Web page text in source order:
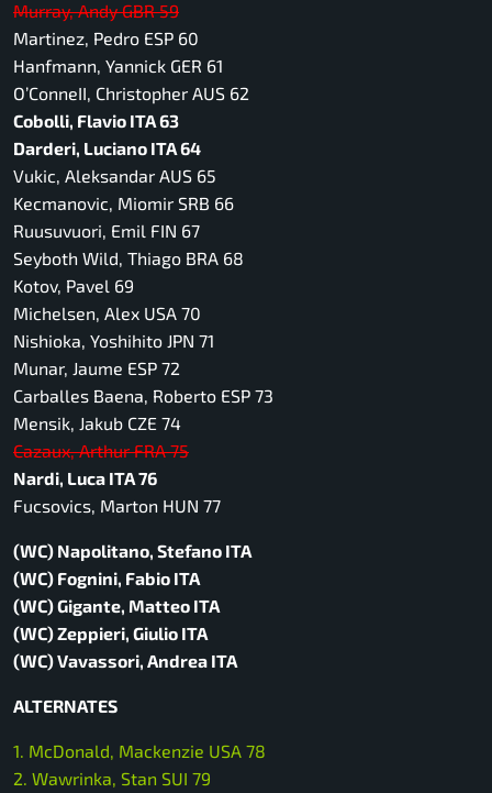
Murray, Andy GBR 59
Martinez, Pedro ESP 60
Hanfmann, Yannick GER 61
O’ConneII, Christopher AUS 62
Cobolli, Flavio ITA 63
Darderi, Luciano ITA 64
Vukic, Aleksandar AUS 65
Kecmanovic, Miomir SRB 66
Ruusuvuori, Emil FIN 67
Seyboth Wild, Thiago BRA 68
Kotov, Pavel 69
Michelsen, Alex USA 70
Nishioka, Yoshihito JPN 71
Munar, Jaume ESP 72
Carballes Baena, Roberto ESP 73
Mensik, Jakub CZE 74
Cazaux, Arthur FRA 75
Nardi, Luca ITA 76
Fucsovics, Marton HUN 77
(WC) Napolitano, Stefano ITA
(WC) Fognini, Fabio ITA
(WC) Gigante, Matteo ITA
(WC) Zeppieri, Giulio ITA
(WC) Vavassori, Andrea ITA
ALTERNATES
1. McDonald, Mackenzie USA 78
2. Wawrinka, Stan SUI 79